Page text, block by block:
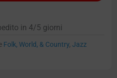
in 4/5 giorni
Folk, World, & Country, Jazz